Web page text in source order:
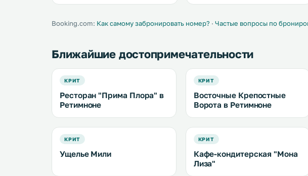
предоставляется бесплатный WiFi.
Booking.com: Как самому забронировать номер? · Частые вопросы по
Ближайшие достопримечательности
КРИТ
Ресторан "Прима Плора" в
Ретимноне
КРИТ
Восточные Крепостные
Ворота в Ретимноне
КРИТ
Ущелье Мили
КРИТ
Кафе-кондитерская "Мона
Лиза"